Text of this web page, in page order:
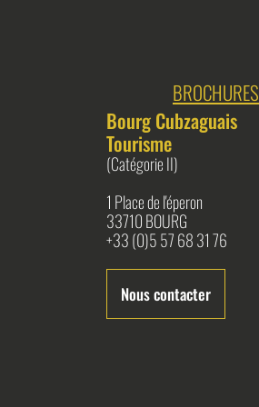
BROCHURES
Bourg Cubzaguais
Tourisme
(Catégorie II)
1 Place de l'éperon
33710 BOURG
+33 (0)5 57 68 31 76
Nous contacter